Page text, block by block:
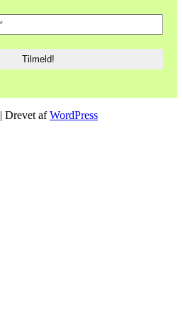
| Drevet afWordPress